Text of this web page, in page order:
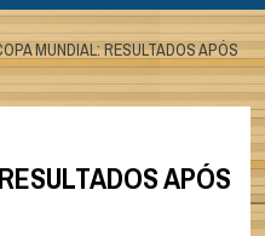
MUNDIAL: RESULTADOS APÓS
APÓS